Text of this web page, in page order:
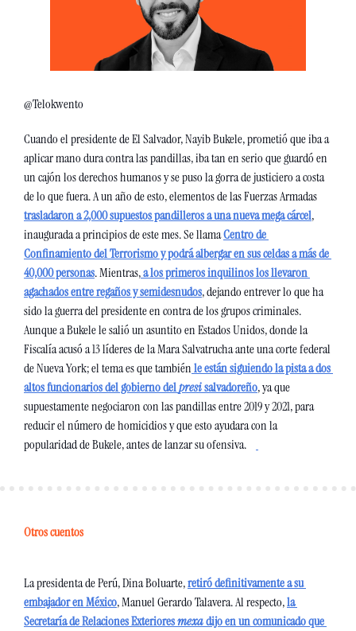
@Telokwento
Cuando el presidente de El Salvador, Nayib Bukele, prometió que iba a
aplicar mano dura contra las pandillas, iba tan en serio que guardó en
un cajón los derechos humanos y se puso la gorra de justiciero a costa
trasladaron a 2,000 supuestos pandilleros a una nueva mega cárcel,
inaugurada a principios de este mes. Se llama Centro de
Confinamiento del Terrorismo y podrá albergar en sus celdas a más de
40,000 personas. Mientras, a los primeros inquilinos los llevaron
agachados entre regaños y semidesnudos, dejando entrever lo que ha
sido la guerra del presidente en contra de los grupos criminales.
Aunque a Bukele le salió un asuntito en Estados Unidos, donde la
Fiscalía acusó a 13 líderes de la Mara Salvatrucha ante una corte federal
de Nueva York; el tema es que también le están siguiendo la pista a dos
altos funcionarios del gobierno del presi salvadoreño, ya que
supuestamente negociaron con las pandillas entre 2019 y 2021, para
reducir el número de homicidios y que esto ayudara con la
popularidad de Bukele, antes de lanzar su ofensiva.
Otros cuentos
La presidenta de Perú, Dina Boluarte, retiró definitivamente a su
embajador en México, Manuel Gerardo Talavera. Al respecto, la
Secretaría de Relaciones Exteriores mexa dijo en un comunicado que